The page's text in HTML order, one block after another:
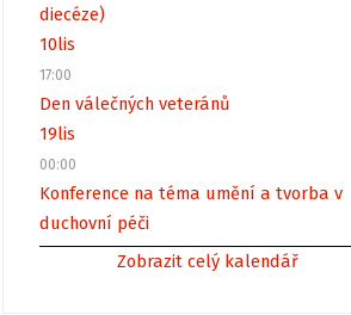
diecéze)
10lis
17:00
Den válečných veteránů
19lis
00:00
Konference na téma umění a tvorba v
duchovní péči
Zobrazit celý kalendář